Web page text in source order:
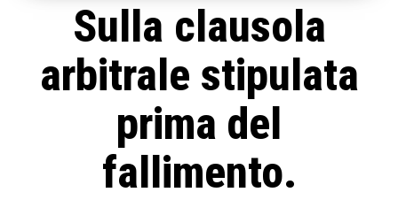
Sulla clausola
arbitrale stipulata
prima del
fallimento.